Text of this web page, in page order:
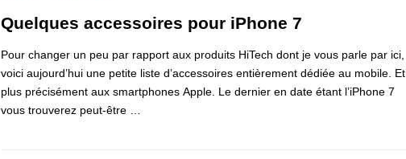
Quelques accessoires pour iPhone 7
Pour changer un peu par rapport aux produits HiTech dont je vous parle par ici,
voici aujourd’hui une petite liste d’accessoires entièrement dédiée au mobile. Et
plus précisément aux smartphones Apple. Le dernier en date étant l’iPhone 7
vous trouverez peut-être …